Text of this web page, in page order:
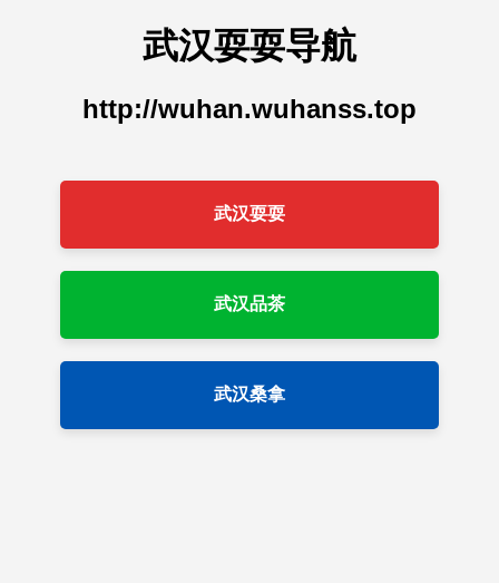
武汉耍耍导航
http://wuhan.wuhanss.top
武汉耍耍
武汉品茶
武汉桑拿